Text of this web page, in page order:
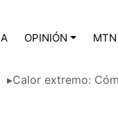
OPINIÓN MTN
▸Calor extremo: